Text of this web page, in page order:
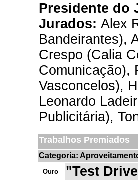
Presidente do
Jurados: Alex
Bandeirantes),
Crespo (Calia
Comunicação),
Vasconcelos),
Leonardo
Publicitária),
Trabalhos Premiados
Categoria:
Ouro "Test